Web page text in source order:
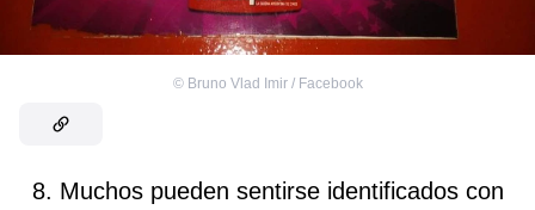
© Bruno Vlad Imir / Facebook
8. Muchos pueden sentirse identificados con